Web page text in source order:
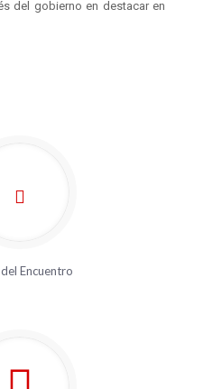
del gobierno en destacar en
Encuentro